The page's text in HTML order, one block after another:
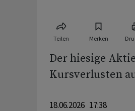
Teilen Merken
Der hiesige
Kursverlusten
18.06.2026 17:38